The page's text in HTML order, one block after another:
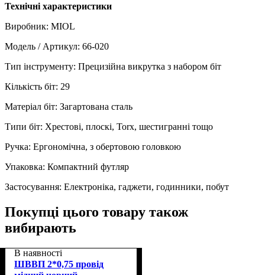
Технічні характеристики
Виробник: MIOL
Модель / Артикул: 66-020
Тип інструменту: Прецизійна викрутка з набором біт
Кількість біт: 29
Матеріал біт: Загартована сталь
Типи біт: Хрестові, плоскі, Torx, шестигранні тощо
Ручка: Ергономічна, з обертовою головкою
Упаковка: Компактний футляр
Застосування: Електроніка, гаджети, годинники, побут
Покупці цього товару також
вибирають
В наявності
ШВВП 2*0,75 провід